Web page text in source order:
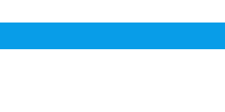
Mord oder Suizid.